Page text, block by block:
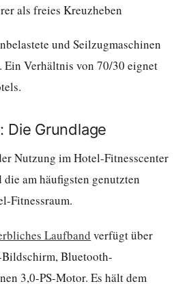
als freies Kreuzheben
und Seilzugmaschinen
Ein Verhältnis von 70/30 eignet
Die Grundlage
Nutzung im Hotel-Fitnesscenter
am häufigsten genutzten
Fitnessraum.
Laufband verfügt über
Bluetooth-
3,0-PS-Motor. Es hält dem